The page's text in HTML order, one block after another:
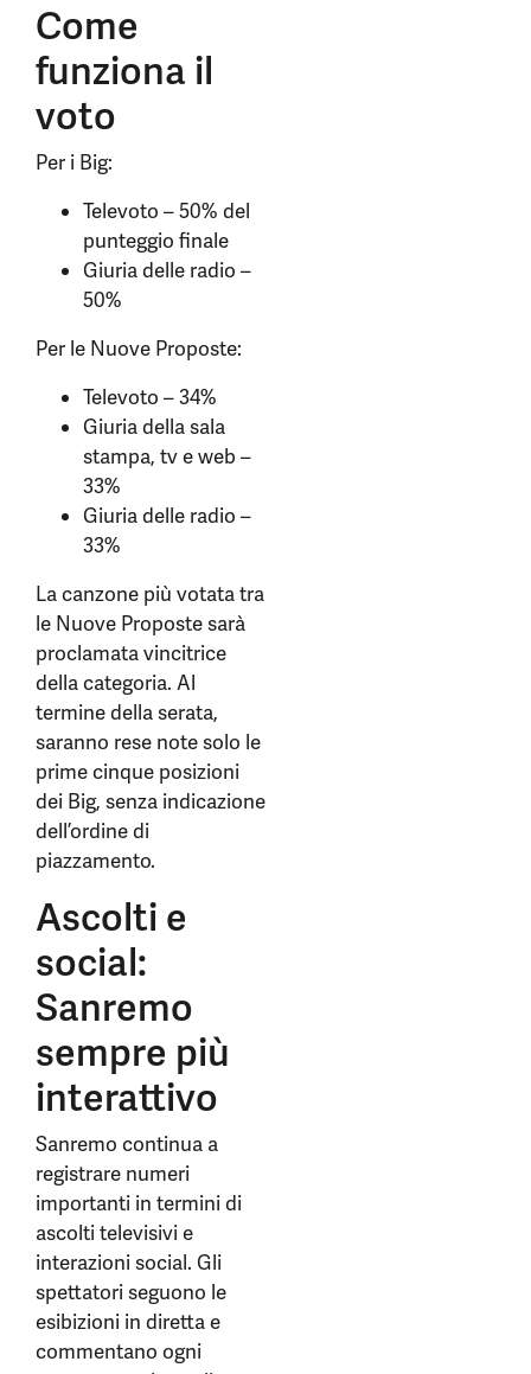
Come
funziona il
voto
Per i Big:
Televoto – 50% del
punteggio finale
Giuria delle radio –
50%
Per le Nuove Proposte:
Televoto – 34%
Giuria della sala
stampa, tv e web –
33%
Giuria delle radio –
33%
La canzone più votata tra
le Nuove Proposte sarà
proclamata vincitrice
della categoria. Al
termine della serata,
saranno rese note solo le
prime cinque posizioni
dei Big, senza indicazione
dell’ordine di
piazzamento.
Ascolti e
social:
Sanremo
sempre più
interattivo
Sanremo continua a
registrare numeri
importanti in termini di
ascolti televisivi e
interazioni social. Gli
spettatori seguono le
esibizioni in diretta e
commentano ogni